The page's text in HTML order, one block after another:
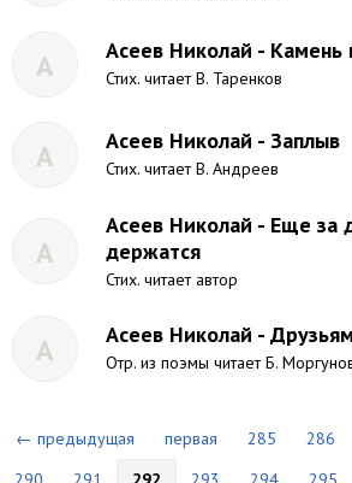
А Асеев Николай - Камень
Стих. читает В. Таренков
А Асеев Николай - Заплыв
Стих. читает В. Андреев
А
Асеев Николай - Еще за
держатся
Стих. читает автор
А Асеев Николай - Друзьям
Отр. из поэмы читает Б.
← предыдущая первая 285 286